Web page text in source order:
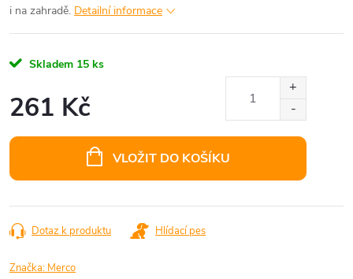
i na zahradě. Detailní informace
Skladem 15 ks
261 Kč
VLOŽIT DO KOŠÍKU
Dotaz k produktu Hlídací pes
Značka: Merco